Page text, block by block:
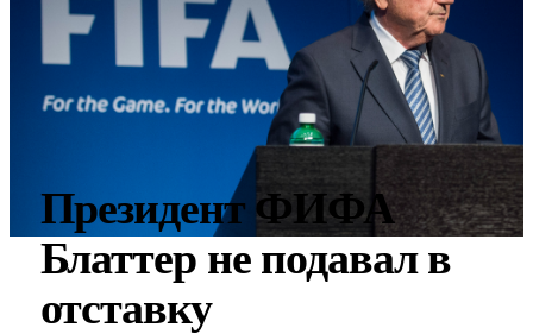
Президент ФИФА
Блаттер не подавал в
отставку